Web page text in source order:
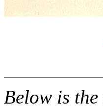
Below is the